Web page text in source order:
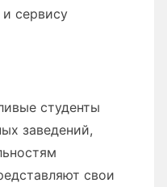
сервису
студенты
заведений,
свои